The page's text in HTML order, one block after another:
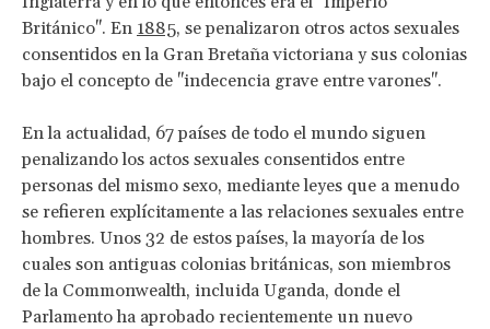
Británico". En 1885, se penalizaron otros actos sexuales
consentidos en la Gran Bretaña victoriana y sus colonias
bajo el concepto de "indecencia grave entre varones".
En la actualidad, 67 países de todo el mundo siguen
penalizando los actos sexuales consentidos entre
personas del mismo sexo, mediante leyes que a menudo
se refieren explícitamente a las relaciones sexuales entre
hombres. Unos 32 de estos países, la mayoría de los
cuales son antiguas colonias británicas, son miembros
de la Commonwealth, incluida Uganda, donde el
Parlamento ha aprobado recientemente un nuevo